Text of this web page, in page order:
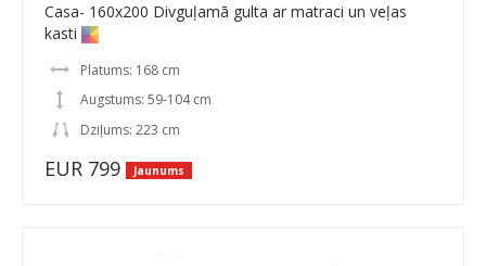
Casa- 160x200 Divguļamā gulta ar matraci un veļas
kasti
Platums: 168 cm
Augstums: 59-104 cm
Dziļums: 223 cm
EUR 799 Jaunums